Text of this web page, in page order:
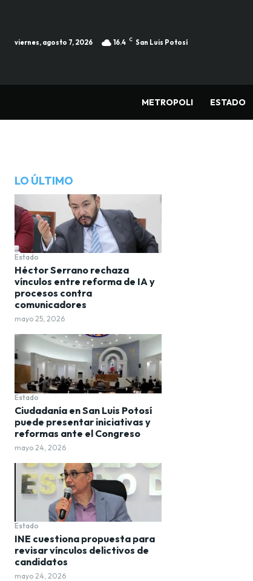
viernes, agosto 7, 2026 16.4 C San Luis Potosí
METROPOLI ESTADO
LO ÚLTIMO
Estado
Héctor Serrano rechaza
vínculos entre reforma de IA y
procesos contra
comunicadores
mayo 25, 2026
Estado
Ciudadanía en San Luis Potosí
puede presentar iniciativas y
reformas ante el Congreso
mayo 24, 2026
Estado
INE cuestiona propuesta para
revisar vínculos delictivos de
candidatos
mayo 24, 2026